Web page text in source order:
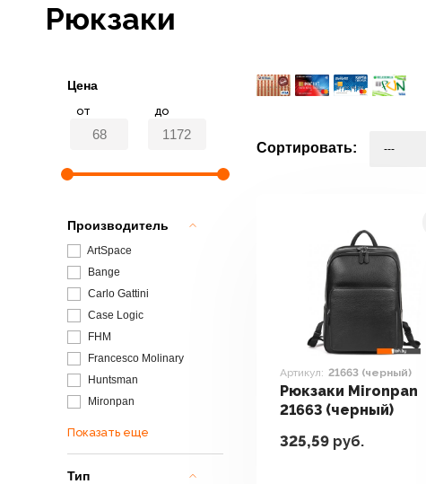
Рюкзаки
Цена
от до
Производитель
ArtSpace
Bange
Carlo Gattini
Case Logic
FHM
Francesco Molinary
Huntsman
Mironpan
Показать еще
Тип
Сортировать:
Артикул: 21663 (черный)
Рюкзаки Mironpan
21663 (черный)
325,59 руб.